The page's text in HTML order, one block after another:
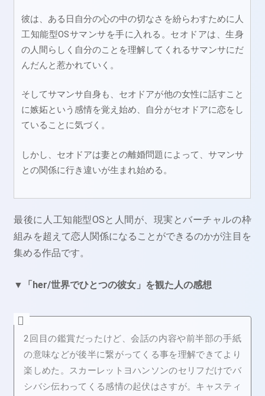
彼は、ある日自分の心の中の切なさを紛らわすために人
工知能型OSサマンサを手に入れる。セオドアは、生身
の人間らしく自分のことを理解してくれるサマンサにだ
んだんと惹かれていく。
そしてサマンサ自身も、セオドアが他の女性に話すこと
に嫉妬という感情を覚え始め、自分がセオドアに恋をし
ていることに気づく。
しかし、セオドアは妻との離婚問題によって、サマンサ
との関係に行き違いが生まれ始める。
最後に人工知能型OSと人間が、現実とバーチャルの枠
組みを超えて恋人関係になることができるのかが注目を
集める作品です。
▼「her/世界でひとつの彼女」を観た人の感想
2回目の鑑賞だったけど、会話の内容や前半部の手紙
の意味などが後半に繋がってくる事を理解できてより
楽しめた。スカーレットヨハンソンのセリフだけでバ
シバシ伝わってくる感情の起伏はさすが。キャスティ